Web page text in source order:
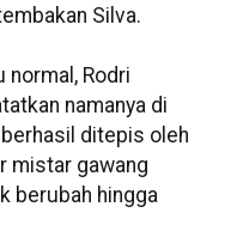
Silva.
normal, Rodri
namanya di
ditepis oleh
mistar gawang
berubah hingga